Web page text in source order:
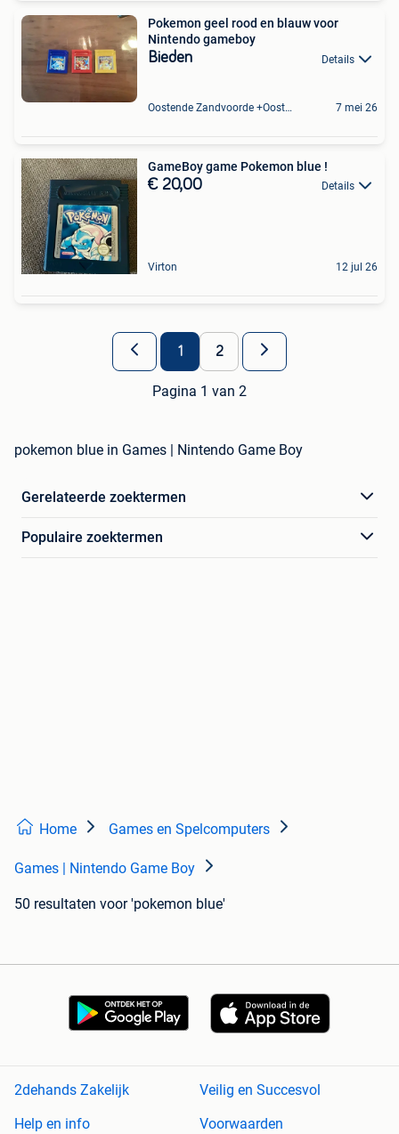
Pokemon geel rood en blauw voor
Nintendo gameboy
Bieden Details
Oostende Zandvoorde +Oostende 7 mei 26
GameBoy game Pokemon blue !
€ 20,00 Details
Virton 12 jul 26
1 2
Pagina 1 van 2
pokemon blue in Games | Nintendo Game Boy
Gerelateerde zoektermen
Populaire zoektermen
Home Games en Spelcomputers
Games | Nintendo Game Boy
50 resultaten voor 'pokemon blue'
2dehands Zakelijk
Veilig en Succesvol
Help en info
Voorwaarden